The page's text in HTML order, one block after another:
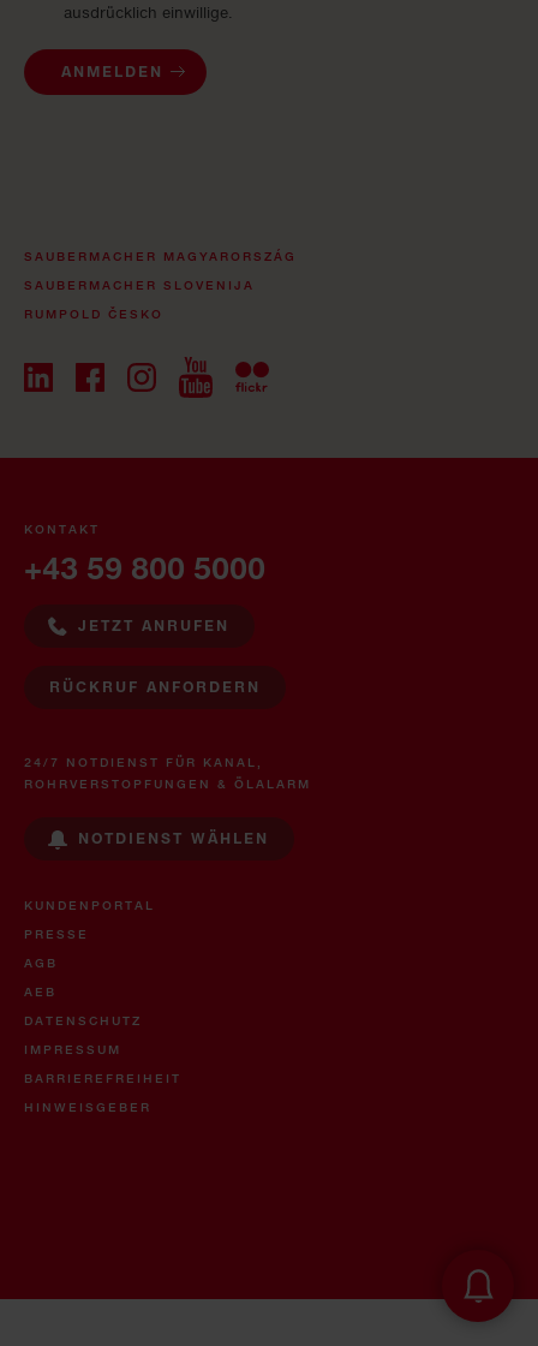
ausdrücklich einwillige.
ANMELDEN
SAUBERMACHER MAGYARORSZÁG
SAUBERMACHER SLOVENIJA
RUMPOLD ČESKO
KONTAKT
+43 59 800 5000
JETZT ANRUFEN
RÜCKRUF ANFORDERN
24/7 NOTDIENST FÜR KANAL,
ROHRVERSTOPFUNGEN & ÖLALARM
NOTDIENST WÄHLEN
KUNDENPORTAL
PRESSE
AGB
AEB
DATENSCHUTZ
IMPRESSUM
BARRIEREFREIHEIT
HINWEISGEBER
Öl- &